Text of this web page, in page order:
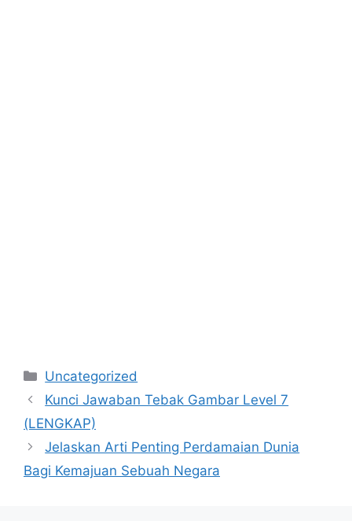
Categories
Uncategorized
Kunci Jawaban Tebak Gambar Level 7
(LENGKAP)
Jelaskan Arti Penting Perdamaian Dunia
Bagi Kemajuan Sebuah Negara